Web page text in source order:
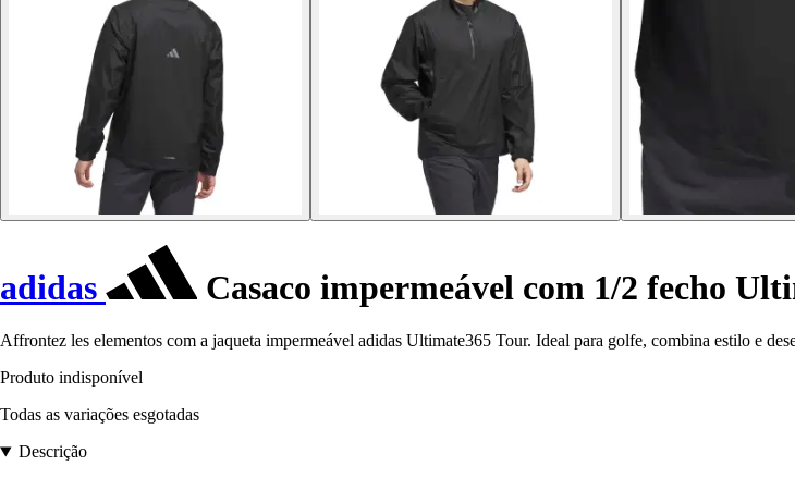
adidas Casaco impermeável com 1/2 fecho
Affrontez les elementos com a jaqueta impermeável adidas Ultimate365 Tour. Ideal para golfe, combina estilo e
Produto indisponível
Todas as variações esgotadas
Descrição